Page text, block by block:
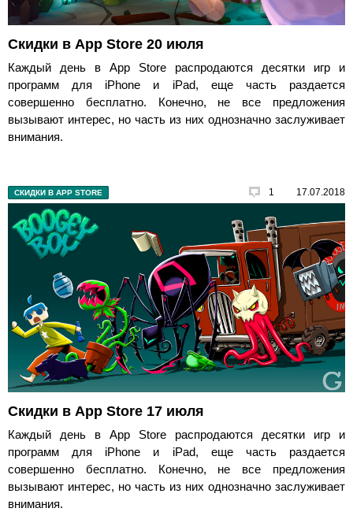
Скидки в App Store 20 июля
Каждый день в App Store распродаются десятки игр и
программ для iPhone и iPad, еще часть раздается
совершенно бесплатно. Конечно, не все предложения
вызывают интерес, но часть из них однозначно заслуживает
внимания.
СКИДКИ В APP STORE 1 17.07.2018
Скидки в App Store 17 июля
Каждый день в App Store распродаются десятки игр и
программ для iPhone и iPad, еще часть раздается
совершенно бесплатно. Конечно, не все предложения
вызывают интерес, но часть из них однозначно заслуживает
внимания.